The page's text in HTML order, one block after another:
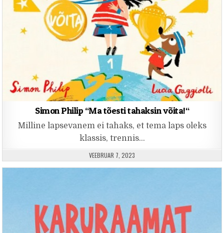
Simon Philip “Ma tõesti tahaksin võita!“
Milline lapsevanem ei tahaks, et tema laps oleks
klassis, trennis…
PUBLISHED DATE:
VEEBRUAR 7, 2023